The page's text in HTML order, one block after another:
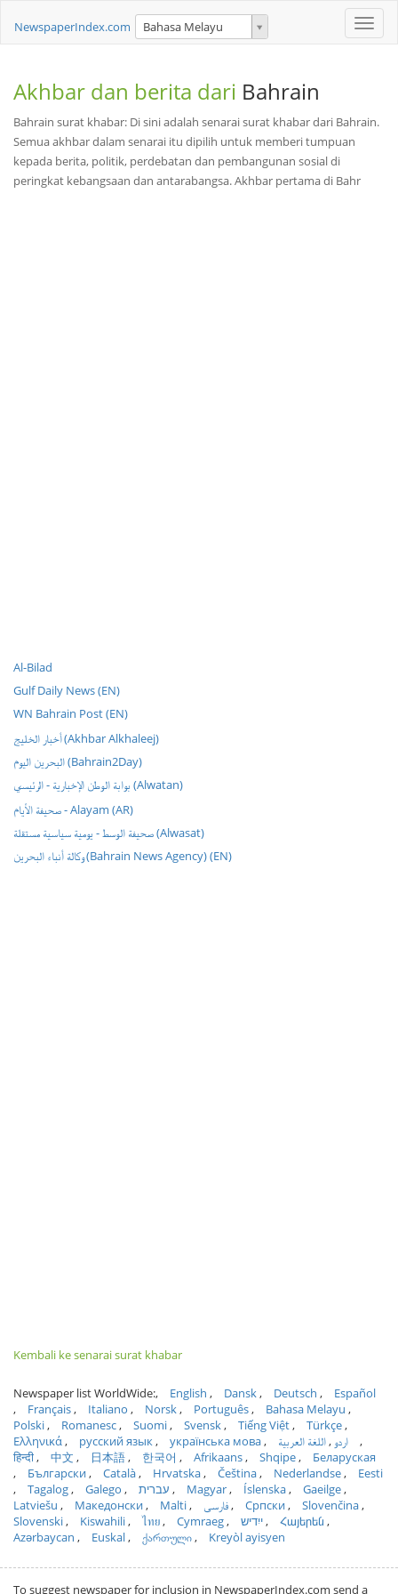
Toggle
NewspaperIndex.com Bahasa Melayu
Akhbar dan berita dari Bahrain
Bahrain surat khabar: Di sini adalah senarai surat khabar dari Bahrain.
Semua akhbar dalam senarai itu dipilih untuk memberi tumpuan
kepada berita, politik, perdebatan dan pembangunan sosial di
peringkat kebangsaan dan antarabangsa. Akhbar pertama di Bahr
Al-Bilad
Gulf Daily News (EN)
WN Bahrain Post (EN)
أخبار الخليج (Akhbar Alkhaleej)
البحرين اليوم (Bahrain2Day)
بوابة الوطن الإخبارية - الرئيسي (Alwatan)
صحيفة الأيام - Alayam (AR)
صحيفة الوسط - يومية سياسية مستقلة (Alwasat)
وكالة أنباء البحرين (Bahrain News Agency) (EN)
Kembali ke senarai surat khabar
Newspaper list WorldWide: English Dansk Deutsch
Español
Français
Italiano Norsk Português
Bahasa Melayu
Polski
Romanesc Suomi Svensk Tiếng Việt
Türkçe
Ελληνικά
русский язык українська мова اردو اللغة العربية
हिन्दी
中文 日本語 한국어 Afrikaans Shqipe
Беларуская
Български
Català Hrvatska Čeština Nederlandse
Eesti
Tagalog
Galego עברית Magyar Íslenska
Gaeilge
Latviešu
Македонски Malti فارسی Српски
Slovenčina
Slovenski
Kiswahili ไทย Cymraeg ייִדיש
Հայերեն
Azərbaycan
Euskal ქართული Kreyòl ayisyen
To suggest newspaper for inclusion in NewspaperIndex.com send a